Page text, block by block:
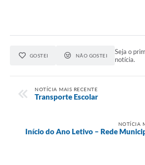
GOSTEI NÃO GOSTEI
Seja o
notícia.
NOTÍCIA MAIS RECENTE
Transporte Escolar
NOTÍCIA
Início do Ano Letivo – Rede